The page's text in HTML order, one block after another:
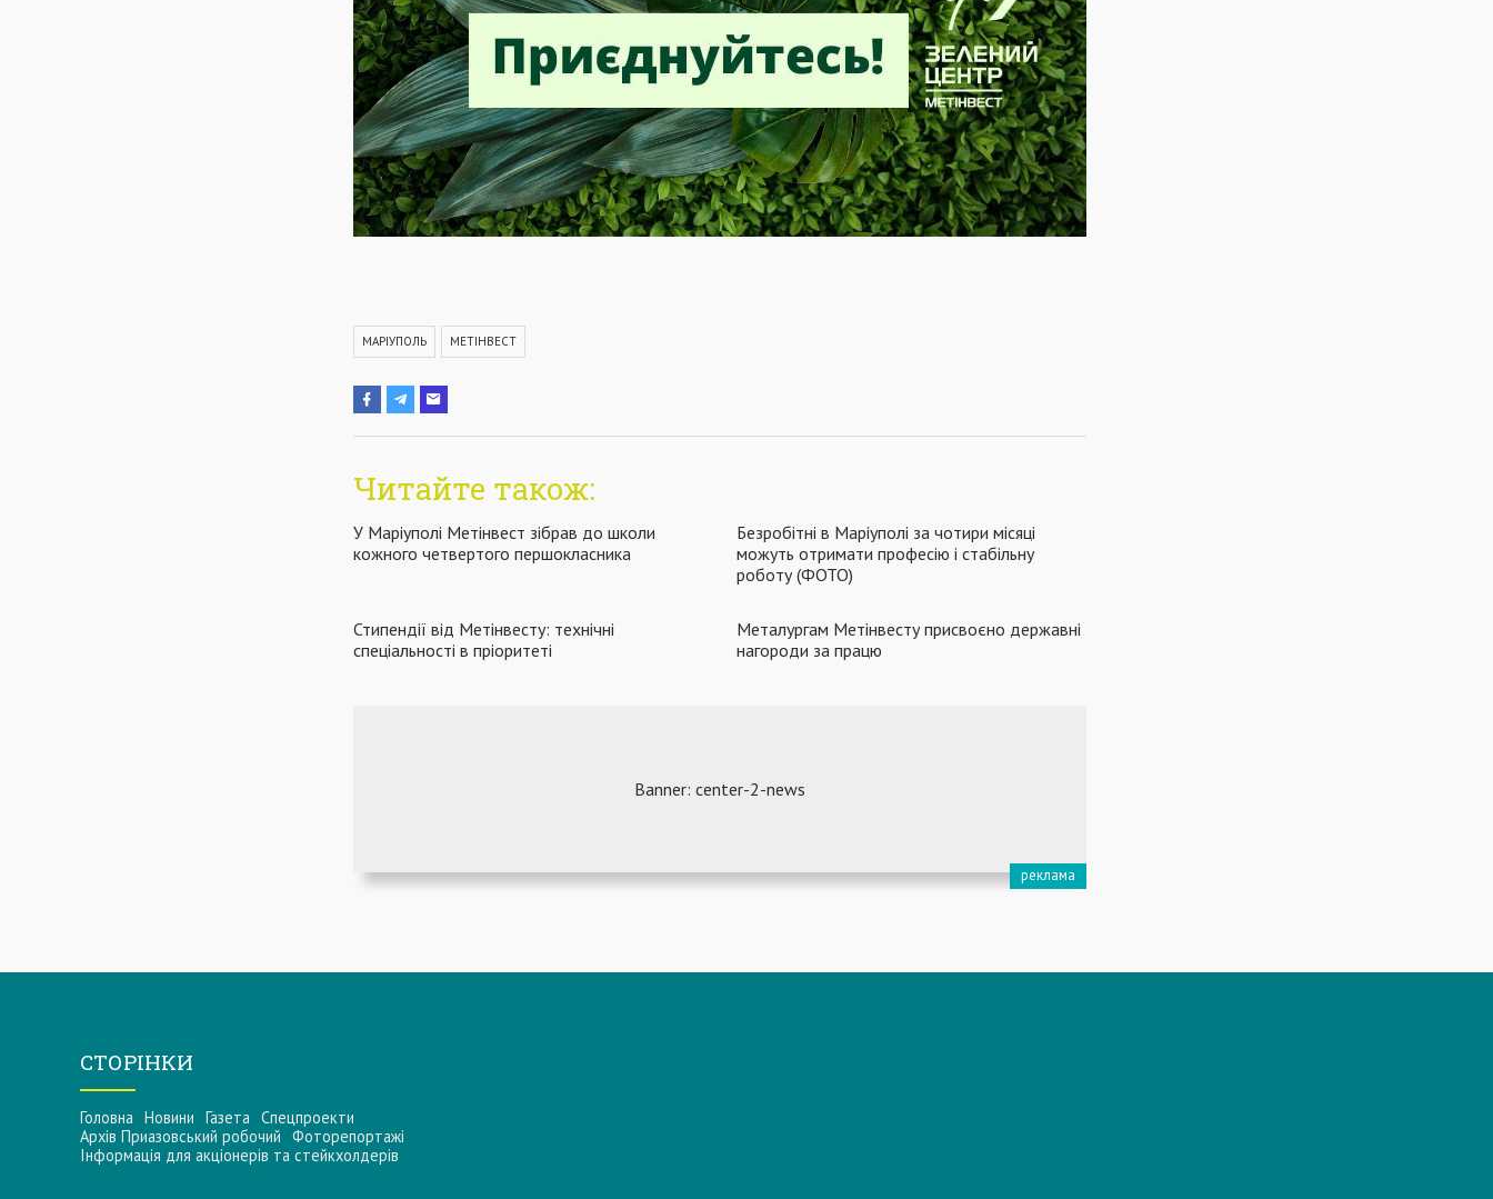
МАРІУПОЛЬ МЕТІНВЕСТ
Читайте також:
У Маріуполі Метінвест зібрав до школи
кожного четвертого першокласника
Безробітні в Маріуполі за чотири місяці
можуть отримати професію і стабільну
роботу (ФОТО)
Стипендії від Метінвесту: технічні
спеціальності в пріоритеті
Металургам Метінвесту присвоєно державні
нагороди за працю
СТОРІНКИ
Головна Новини Газета Спецпроекти
Архів Приазовський робочий Фоторепортажі
Інформацiя для акцiонерiв та стейкхолдерiв